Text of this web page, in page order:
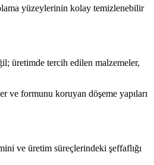
yüzeylerinin kolay temizlenebilir
üretimde tercih edilen malzemeler,
ve formunu koruyan döşeme yapıları
ve üretim süreçlerindeki şeffaflığı